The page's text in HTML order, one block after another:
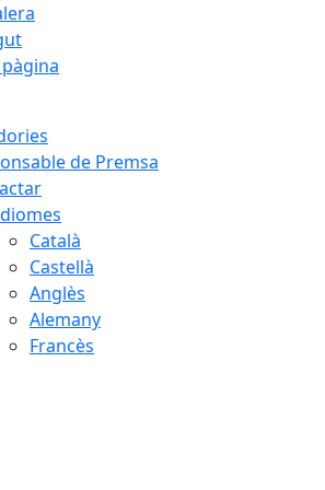
de Premsa
Català
Castellà
Anglès
Alemany
Francès